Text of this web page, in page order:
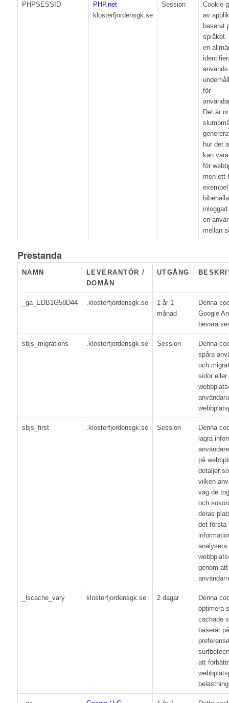
PHPSESSID
PHP.net
klosterfjordensgk.se
Session
Cookie
av
baserat
språket.
en
för
Det är
hur det
kan
för
men ett
en
mellan
Prestanda
NAMN
LEVERANTÖR /
DOMÄN
UTGÅNG
_ga_EDB1G58D44 .klosterfjordensgk.se
1 år 1
månad
Denna
Google
bevara
sbjs_migrations .klosterfjordensgk.se Session
Denna
spåra
och
sidor eller
sbjs_first .klosterfjordensgk.se Session
Denna
lagra
på
detaljer
vilken
väg de
och
deras
det första
analysera
genom
_lscache_vary klosterfjordensgk.se 2 dagar
Denna
optimera
cachade
baserat
att